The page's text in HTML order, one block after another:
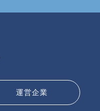
運営企業